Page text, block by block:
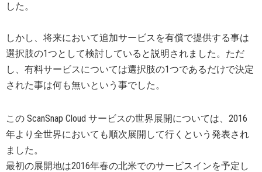
した。
しかし、将来において追加サービスを有償で提供する事は
選択肢の1つとして検討していると説明されました。ただ
し、有料サービスについては選択肢の1つであるだけで決定
された事は何も無いという事でした。
この ScanSnap Cloud サービスの世界展開については、2016
年より全世界においても順次展開して行くという発表され
ました。
最初の展開地は2016年春の北米でのサービスインを予定し